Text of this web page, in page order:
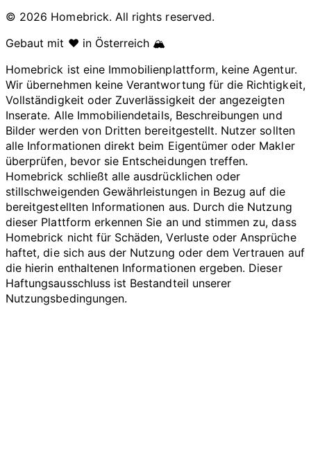
© 2026 Homebrick. All rights reserved.
Gebaut mit ❤️ in Österreich 🏔️
Homebrick ist eine Immobilienplattform, keine Agentur.
Wir übernehmen keine Verantwortung für die Richtigkeit,
Vollständigkeit oder Zuverlässigkeit der angezeigten
Inserate. Alle Immobiliendetails, Beschreibungen und
Bilder werden von Dritten bereitgestellt. Nutzer sollten
alle Informationen direkt beim Eigentümer oder Makler
überprüfen, bevor sie Entscheidungen treffen.
Homebrick schließt alle ausdrücklichen oder
stillschweigenden Gewährleistungen in Bezug auf die
bereitgestellten Informationen aus. Durch die Nutzung
dieser Plattform erkennen Sie an und stimmen zu, dass
Homebrick nicht für Schäden, Verluste oder Ansprüche
haftet, die sich aus der Nutzung oder dem Vertrauen auf
die hierin enthaltenen Informationen ergeben. Dieser
Haftungsausschluss ist Bestandteil unserer
Nutzungsbedingungen.